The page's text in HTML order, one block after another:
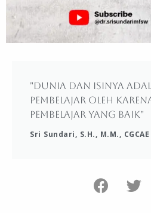
"Dunia dan isinya
pembelajar oleh
pembelajar yang baik"
Sri Sundari, S.H., M.M., CGCAE